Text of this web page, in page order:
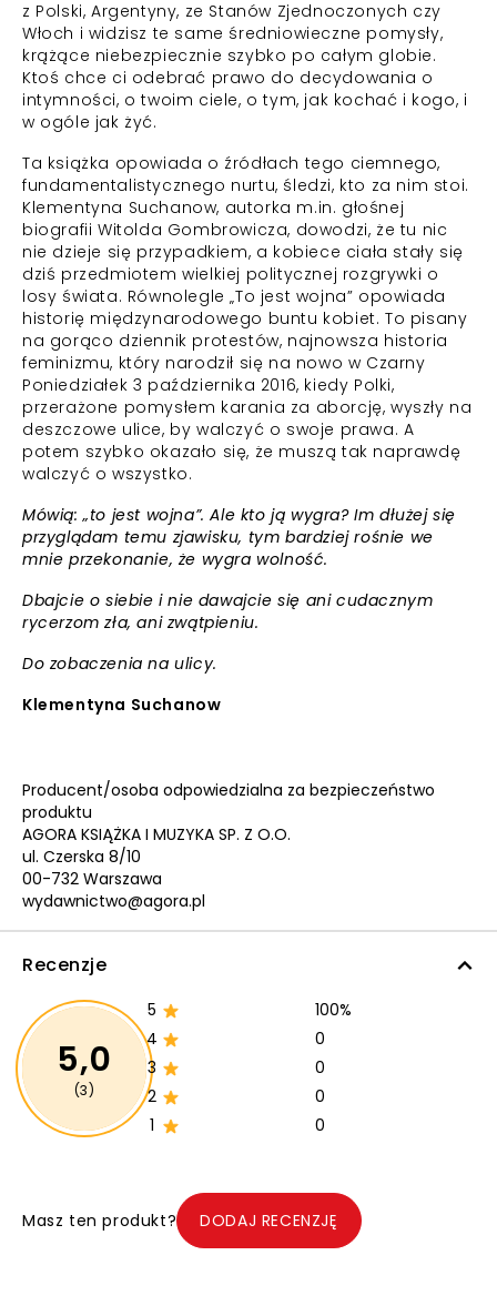
z Polski, Argentyny, ze Stanów Zjednoczonych czy
Włoch i widzisz te same średniowieczne pomysły,
krążące niebezpiecznie szybko po całym globie.
Ktoś chce ci odebrać prawo do decydowania o
intymności, o twoim ciele, o tym, jak kochać i kogo, i
w ogóle jak żyć.
Ta książka opowiada o źródłach tego ciemnego,
fundamentalistycznego nurtu, śledzi, kto za nim stoi.
Klementyna Suchanow, autorka m.in. głośnej
biografii Witolda Gombrowicza, dowodzi, że tu nic
nie dzieje się przypadkiem, a kobiece ciała stały się
dziś przedmiotem wielkiej politycznej rozgrywki o
losy świata. Równolegle „To jest wojna” opowiada
historię międzynarodowego buntu kobiet. To pisany
na gorąco dziennik protestów, najnowsza historia
feminizmu, który narodził się na nowo w Czarny
Poniedziałek 3 października 2016, kiedy Polki,
przerażone pomysłem karania za aborcję, wyszły na
deszczowe ulice, by walczyć o swoje prawa. A
potem szybko okazało się, że muszą tak naprawdę
walczyć o wszystko.
Mówią: „to jest wojna”. Ale kto ją wygra? Im dłużej się
przyglądam temu zjawisku, tym bardziej rośnie we
mnie przekonanie, że wygra wolność.
Dbajcie o siebie i nie dawajcie się ani cudacznym
rycerzom zła, ani zwątpieniu.
Do zobaczenia na ulicy.
Klementyna Suchanow
Producent/osoba odpowiedzialna za bezpieczeństwo
produktu
AGORA KSIĄŻKA I MUZYKA SP. Z O.O.
ul. Czerska 8/10
00-732 Warszawa
wydawnictwo@agora.pl
Recenzje
5,0
(3)
5
100%
4
0
3
0
2
0
1
0
Masz ten produkt? DODAJ RECENZJĘ